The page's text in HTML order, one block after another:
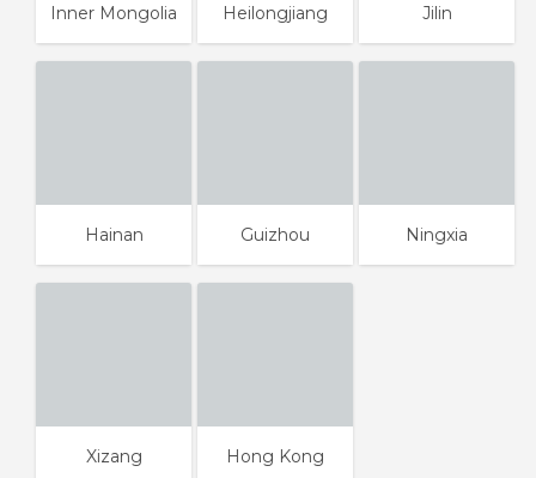
Inner Mongolia Heilongjiang Jilin
Hainan Guizhou Ningxia
Xizang Hong Kong